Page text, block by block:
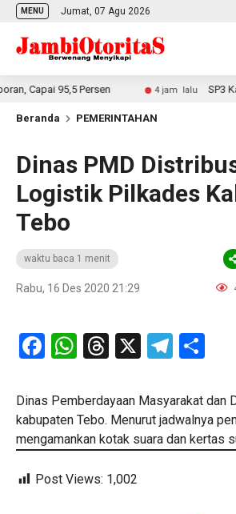
MENU Jumat, 07 Agu 2026
Capai 95,5 Persen 4 jam lalu SP3
Beranda PEMERINTAHAN
Dinas PMD
Logistik Pilkades
Tebo
waktu baca 1 menit
Rabu, 16 Des 2020 21:29
Facebook
WhatsApp
Threads
X
Dinas Pemberdayaan Masyarakat
kabupaten Tebo. Menurut jadwalnya
mengamankan kotak suara dan
Post Views: 1,002